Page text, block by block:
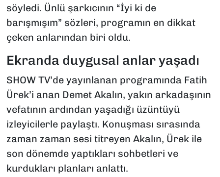
söyledi. Ünlü şarkıcının “İyi ki de
barışmışım” sözleri, programın en dikkat
çeken anlarından biri oldu.
Ekranda duygusal anlar yaşadı
SHOW TV’de yayınlanan programında Fatih
Ürek’i anan Demet Akalın, yakın arkadaşının
vefatının ardından yaşadığı üzüntüyü
izleyicilerle paylaştı. Konuşması sırasında
zaman zaman sesi titreyen Akalın, Ürek ile
son dönemde yaptıkları sohbetleri ve
kurdukları planları anlattı.